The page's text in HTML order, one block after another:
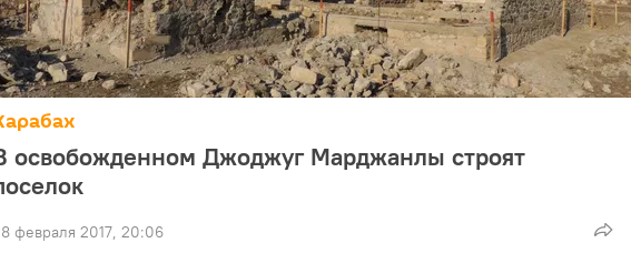
освобожденном Джоджуг Марджанлы строят
февраля 2017, 20:06